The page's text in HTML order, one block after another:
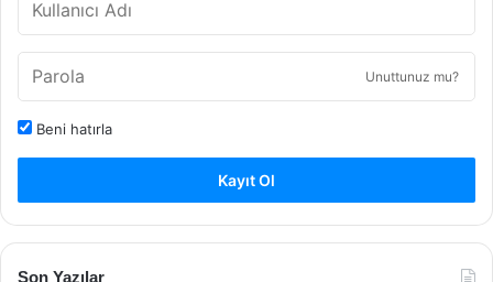
Unuttunuz mu?
Beni hatırla
Kayıt Ol
Son Yazılar